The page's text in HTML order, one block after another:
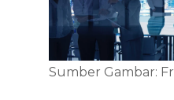
Sumber Gambar: